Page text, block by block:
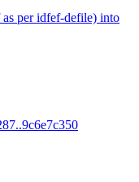
per idfef-defile) into